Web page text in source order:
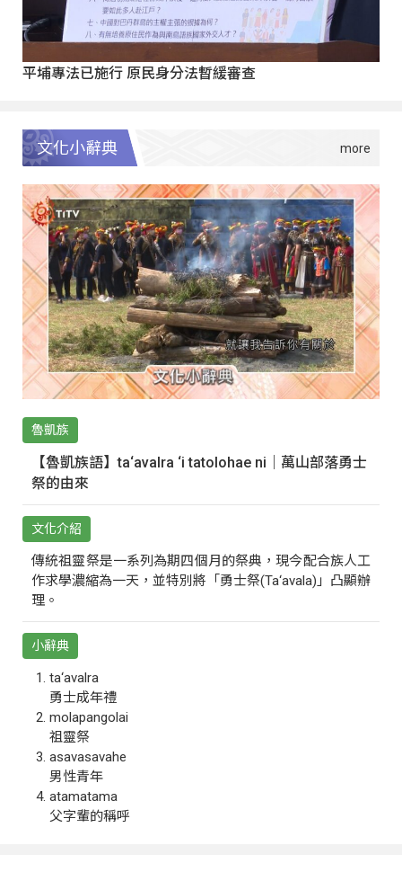
平埔專法已施行 原民身分法暫緩審查
文化小辭典
魯凱族
【魯凱族語】ta‘avalra ‘i tatolohae ni｜萬山部落勇士
祭的由來
文化介紹
傳統祖靈祭是一系列為期四個月的祭典，現今配合族人工
作求學濃縮為一天，並特別將「勇士祭(Ta‘avala)」凸顯辦
理。
小辭典
ta‘avalra
勇士成年禮
molapangolai
祖靈祭
asavasavahe
男性青年
atamatama
父字輩的稱呼